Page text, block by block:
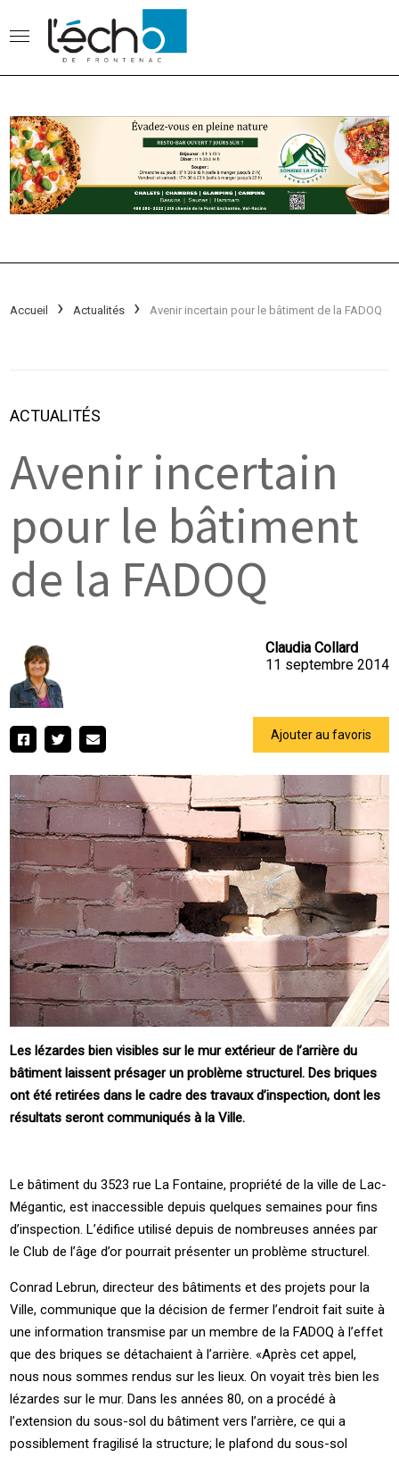
Accueil Actualités Avenir incertain pour le bâtiment de la FADOQ
ACTUALITÉS
Avenir incertain
pour le bâtiment
de la FADOQ
Claudia Collard
11 septembre 2014
Ajouter au favoris
Les lézardes bien visibles sur le mur extérieur de l’arrière du
bâtiment laissent présager un problème structurel. Des briques
ont été retirées dans le cadre des travaux d’inspection, dont les
résultats seront communiqués à la Ville.
Le bâtiment du 3523 rue La Fontaine, propriété de la ville de Lac-
Mégantic, est inaccessible depuis quelques semaines pour fins
d’inspection. L’édifice utilisé depuis de nombreuses années par
le Club de l’âge d’or pourrait présenter un problème structurel.
Conrad Lebrun, directeur des bâtiments et des projets pour la
Ville, communique que la décision de fermer l’endroit fait suite à
une information transmise par un membre de la FADOQ à l’effet
que des briques se détachaient à l’arrière. «Après cet appel,
nous nous sommes rendus sur les lieux. On voyait très bien les
lézardes sur le mur. Dans les années 80, on a procédé à
l’extension du sous-sol du bâtiment vers l’arrière, ce qui a
possiblement fragilisé la structure; le plafond du sous-sol